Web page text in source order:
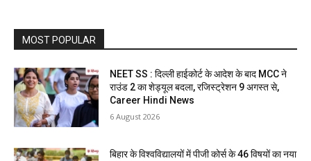
MOST POPULAR
NEET SS : दिल्ली हाईकोर्ट के आदेश के बाद MCC ने
राउंड 2 का शेड्यूल बदला, रजिस्ट्रेशन 9 अगस्त से,
Career Hindi News
6 August 2026
बिहार के विश्वविद्यालयों में पीजी कोर्स के 46 विषयों का नया